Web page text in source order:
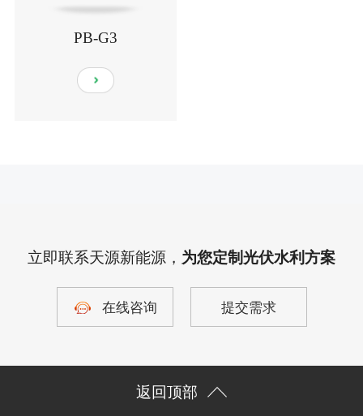
PB-G3
立即联系天源新能源， 为您定制光伏水利方案
在线咨询 提交需求
返回顶部